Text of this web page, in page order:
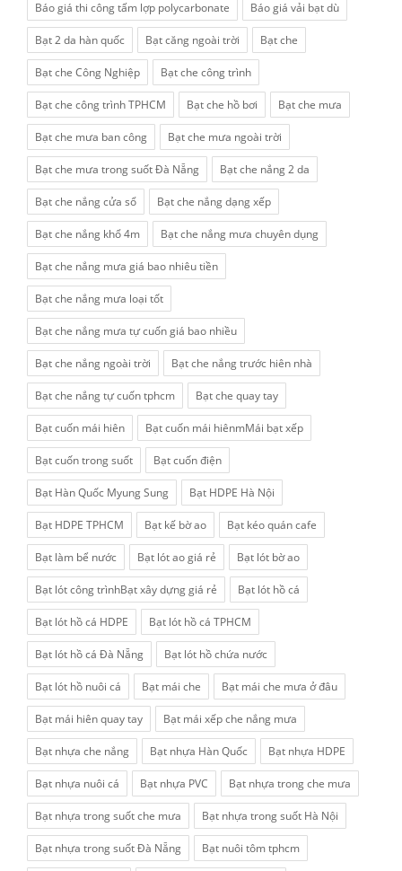
Báo giá thi công tấm lợp polycarbonate Báo giá vải bạt dù
Bạt 2 da hàn quốc Bạt căng ngoài trời Bạt che
Bạt che Công Nghiệp Bạt che công trình
Bạt che công trình TPHCM Bạt che hồ bơi Bạt che mưa
Bạt che mưa ban công Bạt che mưa ngoài trời
Bạt che mưa trong suốt Đà Nẵng Bạt che nắng 2 da
Bạt che nắng cửa sổ Bạt che nắng dạng xếp
Bạt che nắng khổ 4m Bạt che nắng mưa chuyên dụng
Bạt che nắng mưa giá bao nhiêu tiền
Bạt che nắng mưa loại tốt
Bạt che nắng mưa tự cuốn giá bao nhiều
Bạt che nắng ngoài trời Bạt che nắng trước hiên nhà
Bạt che nắng tự cuốn tphcm Bạt che quay tay
Bạt cuốn mái hiên Bạt cuốn mái hiênmMái bạt xếp
Bạt cuốn trong suốt Bạt cuốn điện
Bạt Hàn Quốc Myung Sung Bạt HDPE Hà Nội
Bạt HDPE TPHCM Bạt kế bờ ao Bạt kéo quán cafe
Bạt làm bể nước Bạt lót ao giá rẻ Bạt lót bờ ao
Bạt lót công trìnhBạt xây dựng giá rẻ Bạt lót hồ cá
Bạt lót hồ cá HDPE Bạt lót hồ cá TPHCM
Bạt lót hồ cá Đà Nẵng Bạt lót hồ chứa nước
Bạt lót hồ nuôi cá Bạt mái che Bạt mái che mưa ở đâu
Bạt mái hiên quay tay Bạt mái xếp che nắng mưa
Bạt nhựa che nắng Bạt nhựa Hàn Quốc Bạt nhựa HDPE
Bạt nhựa nuôi cá Bạt nhựa PVC Bạt nhựa trong che mưa
Bạt nhựa trong suốt che mưa Bạt nhựa trong suốt Hà Nội
Bạt nhựa trong suốt Đà Nẵng Bạt nuôi tôm tphcm